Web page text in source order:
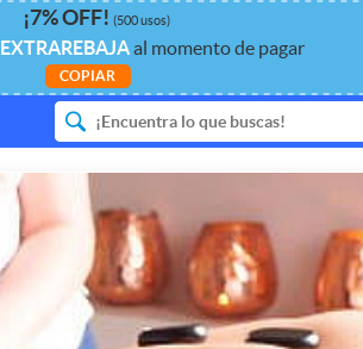
¡7%OFF! (500 usos)
EXTRAREBAJAal momento de pagar
COPIAR